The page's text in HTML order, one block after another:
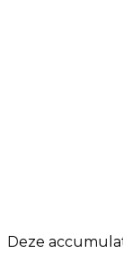
Deze